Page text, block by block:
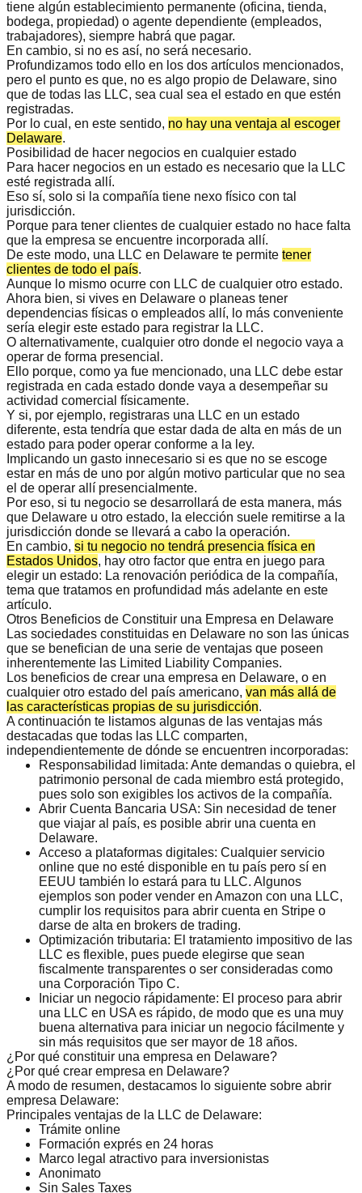
tiene algún establecimiento permanente (oficina, tienda,
bodega, propiedad) o agente dependiente (empleados,
trabajadores), siempre habrá que pagar.
En cambio, si no es así, no será necesario.
Profundizamos todo ello en los dos artículos mencionados,
pero el punto es que, no es algo propio de Delaware, sino
que de todas las LLC, sea cual sea el estado en que estén
registradas.
Por lo cual, en este sentido, no hay una ventaja al escoger
Delaware.
Posibilidad de hacer negocios en cualquier estado
Para hacer negocios en un estado es necesario que la LLC
esté registrada allí.
Eso sí, solo si la compañía tiene nexo físico con tal
jurisdicción.
Porque para tener clientes de cualquier estado no hace falta
que la empresa se encuentre incorporada allí.
De este modo, una LLC en Delaware te permite tener
clientes de todo el país.
Aunque lo mismo ocurre con LLC de cualquier otro estado.
Ahora bien, si vives en Delaware o planeas tener
dependencias físicas o empleados allí, lo más conveniente
sería elegir este estado para registrar la LLC.
O alternativamente, cualquier otro donde el negocio vaya a
operar de forma presencial.
Ello porque, como ya fue mencionado, una LLC debe estar
registrada en cada estado donde vaya a desempeñar su
actividad comercial físicamente.
Y si, por ejemplo, registraras una LLC en un estado
diferente, esta tendría que estar dada de alta en más de un
estado para poder operar conforme a la ley.
Implicando un gasto innecesario si es que no se escoge
estar en más de uno por algún motivo particular que no sea
el de operar allí presencialmente.
Por eso, si tu negocio se desarrollará de esta manera, más
que Delaware u otro estado, la elección suele remitirse a la
jurisdicción donde se llevará a cabo la operación.
En cambio, si tu negocio no tendrá presencia física en
Estados Unidos, hay otro factor que entra en juego para
elegir un estado: La renovación periódica de la compañía,
tema que tratamos en profundidad más adelante en este
artículo.
Otros Beneficios de Constituir una Empresa en Delaware
Las sociedades constituidas en Delaware no son las únicas
que se benefician de una serie de ventajas que poseen
inherentemente las Limited Liability Companies.
Los beneficios de crear una empresa en Delaware, o en
cualquier otro estado del país americano, van más allá de
las características propias de su jurisdicción.
A continuación te listamos algunas de las ventajas más
destacadas que todas las LLC comparten,
independientemente de dónde se encuentren incorporadas:
Responsabilidad limitada: Ante demandas o quiebra, el
patrimonio personal de cada miembro está protegido,
pues solo son exigibles los activos de la compañía.
Abrir Cuenta Bancaria USA: Sin necesidad de tener
que viajar al país, es posible abrir una cuenta en
Delaware.
Acceso a plataformas digitales: Cualquier servicio
online que no esté disponible en tu país pero sí en
EEUU también lo estará para tu LLC. Algunos
ejemplos son poder vender en Amazon con una LLC,
cumplir los requisitos para abrir cuenta en Stripe o
darse de alta en brokers de trading.
Optimización tributaria: El tratamiento impositivo de las
LLC es flexible, pues puede elegirse que sean
fiscalmente transparentes o ser consideradas como
una Corporación Tipo C.
Iniciar un negocio rápidamente: El proceso para abrir
una LLC en USA es rápido, de modo que es una muy
buena alternativa para iniciar un negocio fácilmente y
sin más requisitos que ser mayor de 18 años.
¿Por qué constituir una empresa en Delaware?
¿Por qué crear empresa en Delaware?
A modo de resumen, destacamos lo siguiente sobre abrir
empresa Delaware:
Principales ventajas de la LLC de Delaware:
Trámite online
Formación exprés en 24 horas
Marco legal atractivo para inversionistas
Anonimato
Sin Sales Taxes